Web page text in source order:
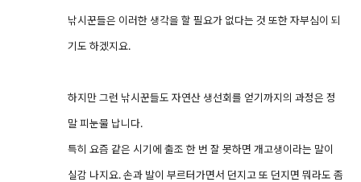
낚시꾼들은 이러한 생각을 할 필요가 없다는 것 또한 자부심이 되
기도 하겠지요.
하지만 그런 낚시꾼들도 자연산 생선회를 얻기까지의 과정은 정
말 피눈물 납니다.
특히 요즘 같은 시기에 출조 한 번 잘 못하면 개고생이라는 말이
실감 나지요. 손과 발이 부르터가면서 던지고 또 던지면 뭐라도 좀